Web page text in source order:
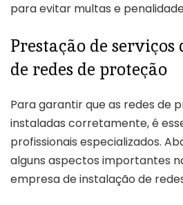
para evitar multas e
Prestação de
de redes de proteção
Para garantir que as redes de
instaladas corretamente, é
profissionais especializados.
alguns aspectos importantes
empresa de instalação de